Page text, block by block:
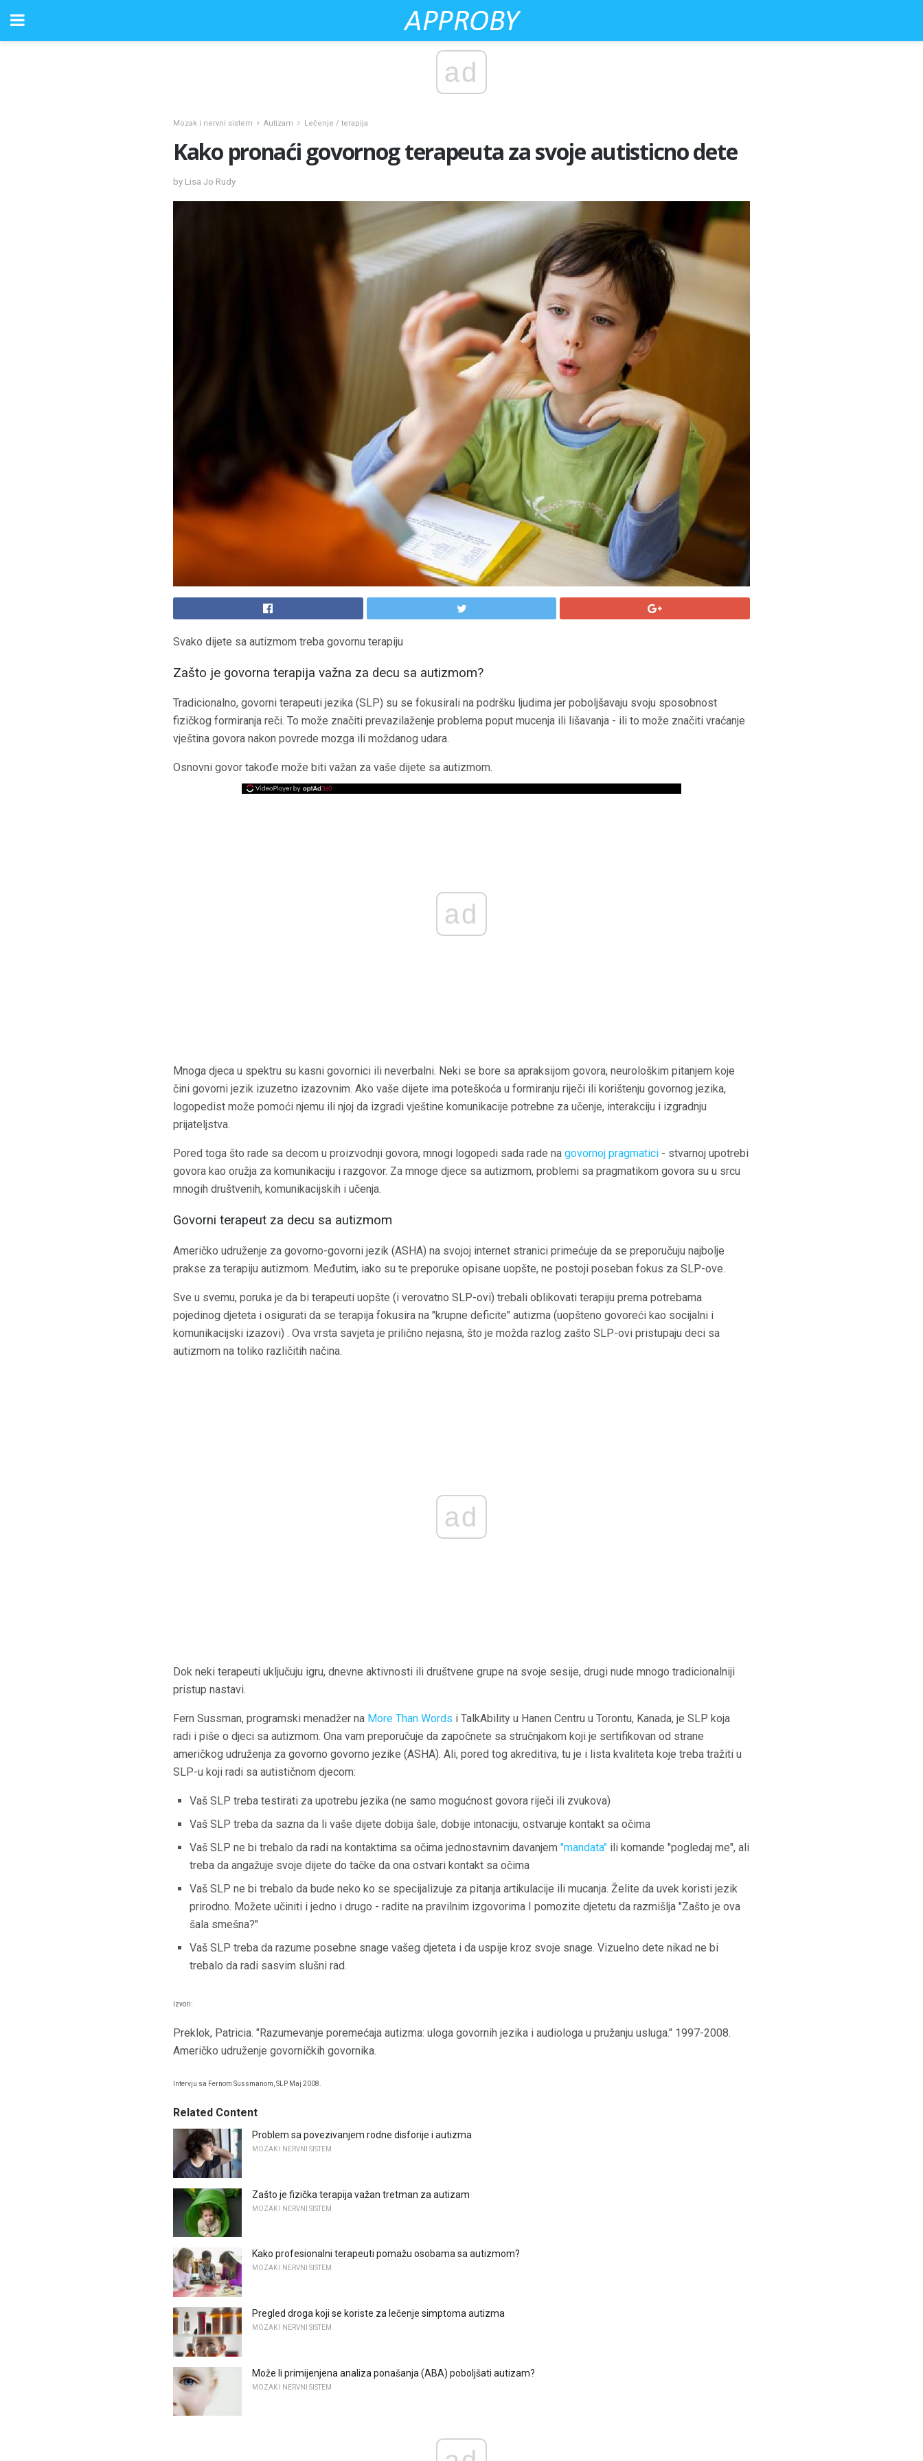
ad
Mozak i nervni sistem Autizam Lečenje / terapija
Kako pronaći govornog terapeuta za svoje autisticno dete
by Lisa Jo Rudy
Svako dijete sa autizmom treba govornu terapiju
Zašto je govorna terapija važna za decu sa autizmom?
Tradicionalno, govorni terapeuti jezika (SLP) su se fokusirali na podršku ljudima jer poboljšavaju svoju sposobnost
fizičkog formiranja reči. To može značiti prevazilaženje problema poput mucenja ili lišavanja - ili to može značiti vraćanje
vještina govora nakon povrede mozga ili moždanog udara.
Osnovni govor takođe može biti važan za vaše dijete sa autizmom.
ad
Mnoga djeca u spektru su kasni govornici ili neverbalni. Neki se bore sa apraksijom govora, neurološkim pitanjem koje
čini govorni jezik izuzetno izazovnim. Ako vaše dijete ima poteškoća u formiranju riječi ili korištenju govornog jezika,
logopedist može pomoći njemu ili njoj da izgradi vještine komunikacije potrebne za učenje, interakciju i izgradnju
prijateljstva.
Pored toga što rade sa decom u proizvodnji govora, mnogi logopedi sada rade na govornoj pragmatici - stvarnoj upotrebi
govora kao oružja za komunikaciju i razgovor. Za mnoge djece sa autizmom, problemi sa pragmatikom govora su u srcu
mnogih društvenih, komunikacijskih i učenja.
Govorni terapeut za decu sa autizmom
Američko udruženje za govorno-govorni jezik (ASHA) na svojoj internet stranici primećuje da se preporučuju najbolje
prakse za terapiju autizmom. Međutim, iako su te preporuke opisane uopšte, ne postoji poseban fokus za SLP-ove.
Sve u svemu, poruka je da bi terapeuti uopšte (i verovatno SLP-ovi) trebali oblikovati terapiju prema potrebama
pojedinog djeteta i osigurati da se terapija fokusira na "krupne deficite" autizma (uopšteno govoreći kao socijalni i
komunikacijski izazovi) . Ova vrsta savjeta je prilično nejasna, što je možda razlog zašto SLP-ovi pristupaju deci sa
autizmom na toliko različitih načina.
ad
Dok neki terapeuti uključuju igru, dnevne aktivnosti ili društvene grupe na svoje sesije, drugi nude mnogo tradicionalniji
pristup nastavi.
Fern Sussman, programski menadžer na More Than Words i TalkAbility u Hanen Centru u Torontu, Kanada, je SLP koja
radi i piše o djeci sa autizmom. Ona vam preporučuje da započnete sa stručnjakom koji je sertifikovan od strane
američkog udruženja za govorno govorno jezike (ASHA). Ali, pored tog akreditiva, tu je i lista kvaliteta koje treba tražiti u
SLP-u koji radi sa autističnom djecom:
Vaš SLP treba testirati za upotrebu jezika (ne samo mogućnost govora riječi ili zvukova)
Vaš SLP treba da sazna da li vaše dijete dobija šale, dobije intonaciju, ostvaruje kontakt sa očima
Vaš SLP ne bi trebalo da radi na kontaktima sa očima jednostavnim davanjem "mandata" ili komande "pogledaj me", ali
treba da angažuje svoje dijete do tačke da ona ostvari kontakt sa očima
Vaš SLP ne bi trebalo da bude neko ko se specijalizuje za pitanja artikulacije ili mucanja. Želite da uvek koristi jezik
prirodno. Možete učiniti i jedno i drugo - radite na pravilnim izgovorima I pomozite djetetu da razmišlja "Zašto je ova
šala smešna?"
Vaš SLP treba da razume posebne snage vašeg djeteta i da uspije kroz svoje snage. Vizuelno dete nikad ne bi
trebalo da radi sasvim slušni rad.
Izvori:
Preklok, Patricia. "Razumevanje poremećaja autizma: uloga govornih jezika i audiologa u pružanju usluga." 1997-2008.
Američko udruženje govorničkih govornika.
Intervju sa Fernom Sussmanom, SLP Maj 2008.
Related Content
Problem sa povezivanjem rodne disforije i autizma
MOZAK I NERVNI SISTEM
Zašto je fizička terapija važan tretman za autizam
MOZAK I NERVNI SISTEM
Kako profesionalni terapeuti pomažu osobama sa autizmom?
MOZAK I NERVNI SISTEM
Pregled droga koji se koriste za lečenje simptoma autizma
MOZAK I NERVNI SISTEM
Može li primijenjena analiza ponašanja (ABA) poboljšati autizam?
MOZAK I NERVNI SISTEM